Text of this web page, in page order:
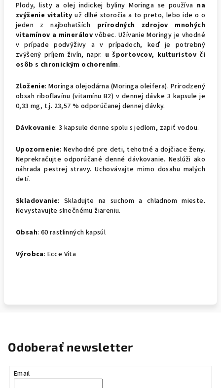
Plody, listy a olej indickej byliny Moringa se používa na
zvýšenie vitality už dlhé storočia a to preto, lebo ide o o
jeden z najbohatších prírodných zdrojov mnohých
vitamínov a minerálov vôbec. Užívanie Moringy je vhodné
v prípade podvýživy a v prípadoch, keď je potrebný
zvýšený príjem živín, napr. u športovcov, kulturistov či
osôb s chronickým ochorením.
Zloženie: Moringa olejodárna (Moringa oleifera). Prirodzený
obsah riboflavínu (vitamínu B2) v dennej dávke 3 kapsule je
0,33 mg, t.j. 23,57 % odporúčanej dennej dávky.
Dávkovanie: 3 kapsule denne spolu s jedlom, zapiť vodou.
Upozornenie: Nevhodné pre deti, tehotné a dojčiace ženy.
Neprekračujte odporúčané denné dávkovanie. Neslúži ako
náhrada pestrej stravy. Uchovávajte mimo dosahu malých
detí.
Skladovanie: Skladujte na suchom a chladnom mieste.
Nevystavujte slnečnému žiareniu.
Obsah: 60 rastlinných kapsúl
Výrobca: Ecce Vita
Odoberať newsletter
Email